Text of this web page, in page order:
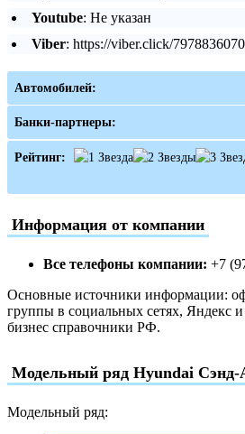
Youtube: Не указан
Viber: https://viber.click/
Автомобилей:
Банки-партнеры:
Рейтинг:
Информация от компании
Все телефоны компании: +7
Основные источники информации:
группы в социальных сетях, Яндекс
бизнес справочники РФ.
Модельный ряд Hyundai Сэнд-
Модельный ряд: